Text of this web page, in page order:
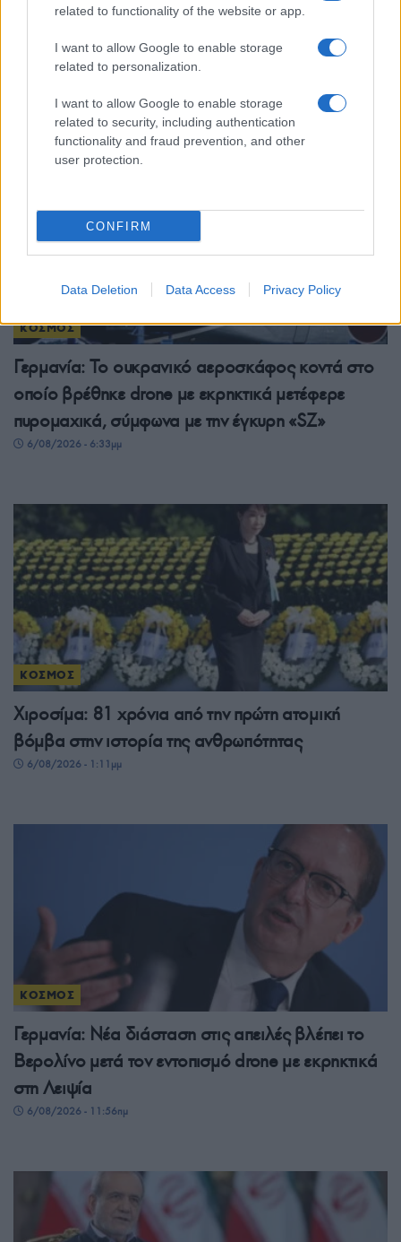
related to functionality of the website or app.
I want to allow Google to enable storage
related to personalization.
I want to allow Google to enable storage
related to security, including authentication
functionality and fraud prevention, and other
user protection.
CONFIRM
Data Deletion Data Access Privacy Policy
ΚΟΣΜΟΣ
Ορμούζ: «Ναι» από Ιράν και Ομάν, αλλά όχι
άνοιγμα – Οι τρεις όροι προς τις ΗΠΑ
6/08/2026 - 8:23μμ
ΚΟΣΜΟΣ
Γερμανία: Το ουκρανικό αεροσκάφος κοντά στο
οποίο βρέθηκε drone με εκρηκτικά μετέφερε
πυρομαχικά, σύμφωνα με την έγκυρη «SZ»
6/08/2026 - 6:33μμ
ΚΟΣΜΟΣ
Χιροσίμα: 81 χρόνια από την πρώτη ατομική
βόμβα στην ιστορία της ανθρωπότητας
6/08/2026 - 1:11μμ
ΚΟΣΜΟΣ
Γερμανία: Νέα διάσταση στις απειλές βλέπει το
Βερολίνο μετά τον εντοπισμό drone με εκρηκτικά
στη Λειψία
6/08/2026 - 11:56πμ